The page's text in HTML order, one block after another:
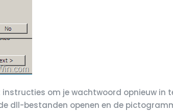
om je wachtwoord opnieuw in
dll-bestanden openen en de